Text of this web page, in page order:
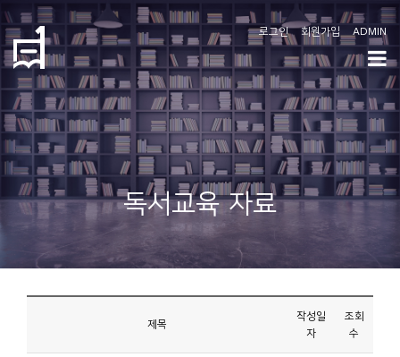
로그인 회원가입 ADMIN
독서교육 자료
제목
작성일
자
조회
수
학
도
협
소
개
지
사